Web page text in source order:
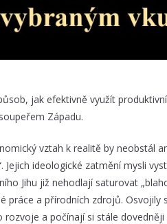
jak efektivně využít
Západu.
vztah k realitě by neobstál
Jejich ideologické zatmění mysli
Jihu již nehodlají saturovat
práce a přírodních zdrojů. Osvojily
a počínají si stále dovedněji